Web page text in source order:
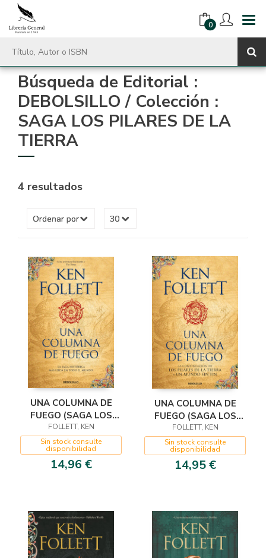
0
Búsqueda de Editorial :
DEBOLSILLO / Colección :
SAGA LOS PILARES DE LA
TIERRA
4 resultados
UNA COLUMNA DE
FUEGO (SAGA LOS
PILARES DE LA TIERRA
3)
FOLLETT, KEN
Sin stock consulte
disponibilidad
14,96 €
UNA COLUMNA DE
FUEGO (SAGA LOS
PILARES DE LA TIERRA
3)
FOLLETT, KEN
Sin stock consulte
disponibilidad
14,95 €